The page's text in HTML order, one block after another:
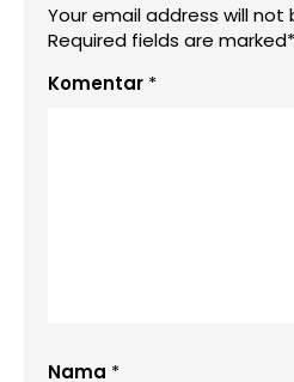
Your email address will not
Required fields are marked*
Komentar *
Nama *